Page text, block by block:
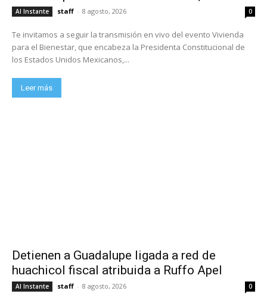
Al Instante staff - 8 agosto, 2026 0
Te invitamos a seguir la transmisión en vivo del evento Vivienda
para el Bienestar, que encabeza la Presidenta Constitucional de
los Estados Unidos Mexicanos,...
Leer más
Detienen a Guadalupe ligada a red de
huachicol fiscal atribuida a Ruffo Apel
Al Instante staff - 8 agosto, 2026 0